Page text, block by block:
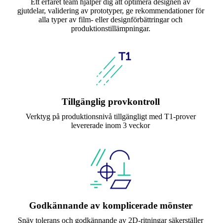
gjutdelar, validering av prototyper, ge rekommendationer för
alla typer av film- eller designförbättringar och
produktionstillämpningar.
Tillgänglig provkontroll
Verktyg på produktionsnivå tillgängligt med T1-prover
levererade inom 3 veckor
Godkännande av komplicerade mönster
Snäv tolerans och godkännande av 2D-ritningar säkerställer